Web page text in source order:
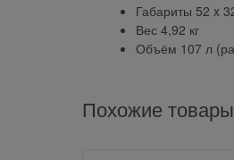
Габариты 52 x
Вес 4,92 кг
Объём 107 л
Похожие товары